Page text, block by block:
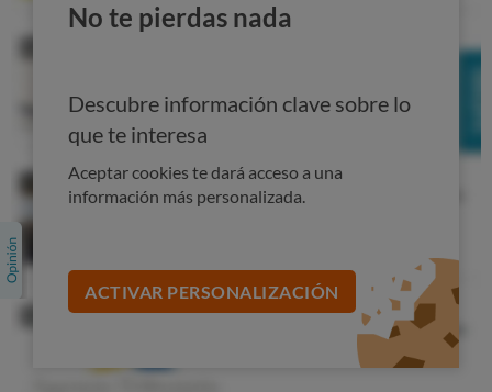
consumen por hora
que te decimos a continuación son las que mejor
relación de consumo versus potencia hay en el mercado.
Superior Milly
Coste anual: 478 €
Consumo a potencia
nominal: 1.9 kg/h
Potencia reducida: 3 kW
Consumo a potencia
No te pierdas nada
Descubre información clave sobre lo
que te interesa
Aceptar cookies te dará acceso a una
información más personalizada.
ACTIVAR PERSONALIZACIÓN